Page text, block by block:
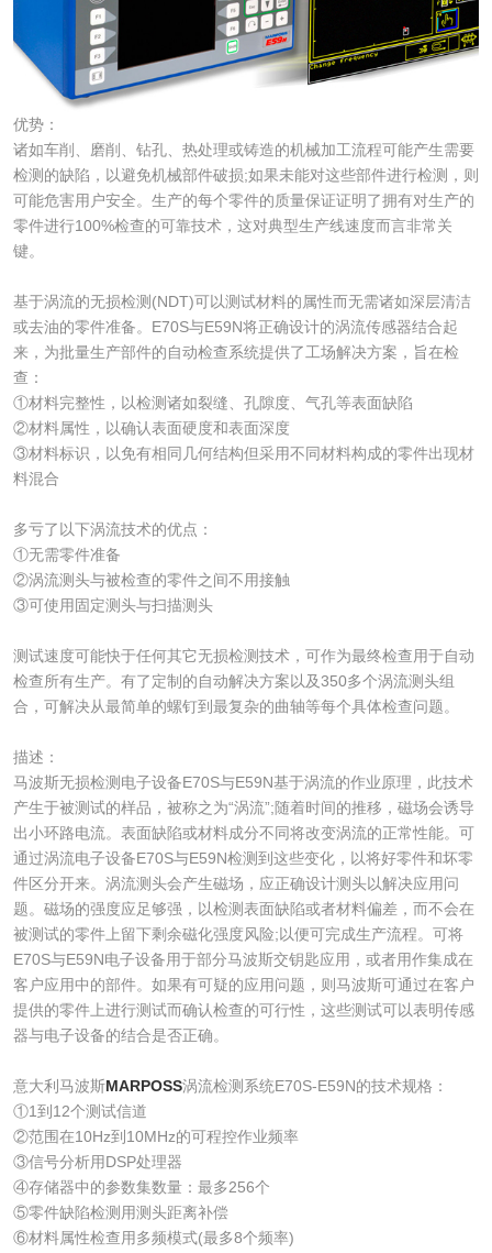
优势：
诸如车削、磨削、钻孔、热处理或铸造的机械加工流程可能产生需要
检测的缺陷，以避免机械部件破损;如果未能对这些部件进行检测，则
可能危害用户安全。生产的每个零件的质量保证证明了拥有对生产的
零件进行100%检查的可靠技术，这对典型生产线速度而言非常关
键。
基于涡流的无损检测(NDT)可以测试材料的属性而无需诸如深层清洁
或去油的零件准备。E70S与E59N将正确设计的涡流传感器结合起
来，为批量生产部件的自动检查系统提供了工场解决方案，旨在检
查：
①材料完整性，以检测诸如裂缝、孔隙度、气孔等表面缺陷
②材料属性，以确认表面硬度和表面深度
③材料标识，以免有相同几何结构但采用不同材料构成的零件出现材
料混合
多亏了以下涡流技术的优点：
①无需零件准备
②涡流测头与被检查的零件之间不用接触
③可使用固定测头与扫描测头
测试速度可能快于任何其它无损检测技术，可作为最终检查用于自动
检查所有生产。有了定制的自动解决方案以及350多个涡流测头组
合，可解决从最简单的螺钉到最复杂的曲轴等每个具体检查问题。
描述：
马波斯无损检测电子设备E70S与E59N基于涡流的作业原理，此技术
产生于被测试的样品，被称之为“涡流”;随着时间的推移，磁场会诱导
出小环路电流。表面缺陷或材料成分不同将改变涡流的正常性能。可
通过涡流电子设备E70S与E59N检测到这些变化，以将好零件和坏零
件区分开来。涡流测头会产生磁场，应正确设计测头以解决应用问
题。磁场的强度应足够强，以检测表面缺陷或者材料偏差，而不会在
被测试的零件上留下剩余磁化强度风险;以便可完成生产流程。可将
E70S与E59N电子设备用于部分马波斯交钥匙应用，或者用作集成在
客户应用中的部件。如果有可疑的应用问题，则马波斯可通过在客户
提供的零件上进行测试而确认检查的可行性，这些测试可以表明传感
器与电子设备的结合是否正确。
意大利马波斯MARPOSS涡流检测系统E70S-E59N的技术规格：
①1到12个测试信道
②范围在10Hz到10MHz的可程控作业频率
③信号分析用DSP处理器
④存储器中的参数集数量：最多256个
⑤零件缺陷检测用测头距离补偿
⑥材料属性检查用多频模式(最多8个频率)